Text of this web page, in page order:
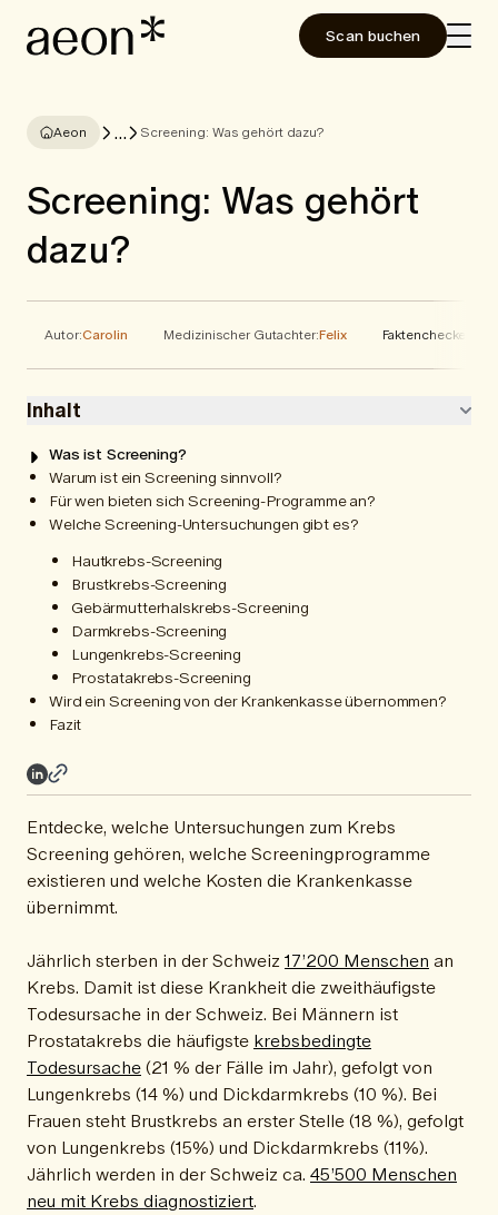
Scan buchen
Aeon ... Screening: Was gehört dazu?
Screening: Was gehört
dazu?
Autor:Carolin Medizinischer Gutachter:Felix Faktenchecker:
Inhalt
Was ist Screening?
Warum ist ein Screening sinnvoll?
Für wen bieten sich Screening-Programme an?
Welche Screening-Untersuchungen gibt es?
Hautkrebs-Screening
Brustkrebs-Screening
Gebärmutterhalskrebs-Screening
Darmkrebs-Screening
Lungenkrebs-Screening
Prostatakrebs-Screening
Wird ein Screening von der Krankenkasse übernommen?
Fazit
Entdecke, welche Untersuchungen zum Krebs
Screening gehören, welche Screeningprogramme
existieren und welche Kosten die Krankenkasse
übernimmt.
Jährlich sterben in der Schweiz 17’200 Menschen an
Krebs. Damit ist diese Krankheit die zweithäufigste
Todesursache in der Schweiz. Bei Männern ist
Prostatakrebs die häufigste krebsbedingte
Todesursache(21 % der Fälle im Jahr), gefolgt von
Lungenkrebs (14 %) und Dickdarmkrebs (10 %). Bei
Frauen steht Brustkrebs an erster Stelle (18 %), gefolgt
von Lungenkrebs (15%) und Dickdarmkrebs (11%).
Jährlich werden in der Schweiz ca. 45’500 Menschen
neu mit Krebs diagnostiziert.